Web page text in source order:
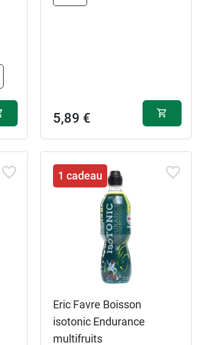
5,89 €
1 cadeau
Eric Favre Boisson
isotonic Endurance
multifruits